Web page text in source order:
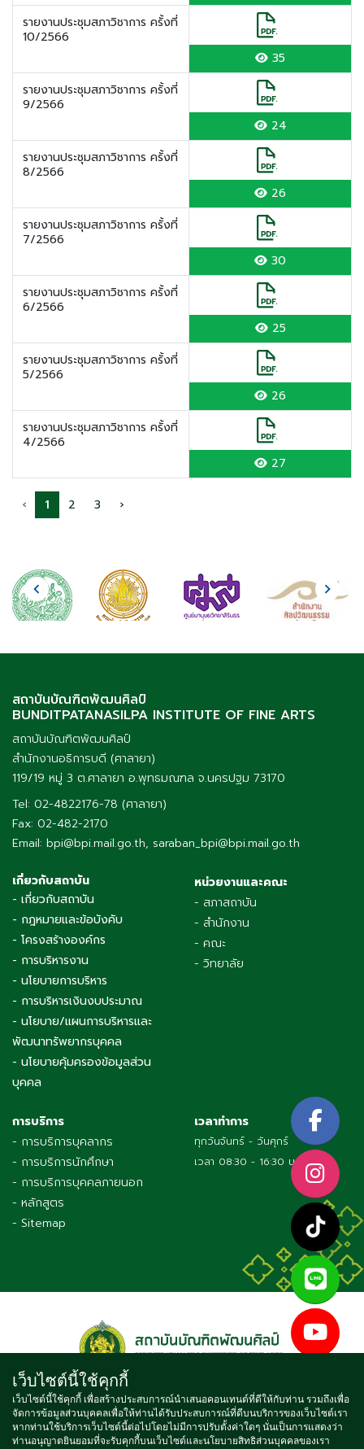
รายงานประชุมสภาวิชาการ ครั้งที่
10/2566
35
รายงานประชุมสภาวิชาการ ครั้งที่
9/2566
24
รายงานประชุมสภาวิชาการ ครั้งที่
8/2566
26
รายงานประชุมสภาวิชาการ ครั้งที่
7/2566
30
รายงานประชุมสภาวิชาการ ครั้งที่
6/2566
25
รายงานประชุมสภาวิชาการ ครั้งที่
5/2566
26
รายงานประชุมสภาวิชาการ ครั้งที่
4/2566
27
‹ 1 2 3 ›
สถาบันบัณฑิตพัฒนศิลป์
BUNDITPATANASILPA INSTITUTE OF FINE ARTS
สถาบันบัณฑิตพัฒนศิลป์
สำนักงานอธิการบดี (ศาลายา)
119/19 หมู่ 3 ต.ศาลายา อ.พุทธมณฑล จ.นครปฐม 73170
Tel: 02-4822176-78 (ศาลายา)
Fax: 02-482-2170
Email: bpi@bpi.mail.go.th, saraban_bpi@bpi.mail.go.th
เกี่ยวกับสถาบัน
- เกี่ยวกับสถาบัน
- กฎหมายและข้อบังคับ
- โครงสร้างองค์กร
- การบริหารงาน
- นโยบายการบริหาร
- การบริหารเงินงบประมาณ
- นโยบาย/แผนการบริหารและ
พัฒนาทรัพยากรบุคคล
- นโยบายคุ้มครองข้อมูลส่วน
บุคคล
หน่วยงานและคณะ
- สภาสถาบัน
- สำนักงาน
- คณะ
- วิทยาลัย
การบริการ
- การบริการบุคลากร
- การบริการนักศึกษา
- การบริการบุคคลภายนอก
- หลักสูตร
- Sitemap
เวลาทำการ
ทุกวันจันทร์ - วันศุกร์
เวลา 08:30 - 16:30 น.
Copyright © 2021 BUNDITPATANASILPA INSTITUTE OF FINE
เว็บไซต์นี้ใช้คุกกี้
เว็บไซต์นี้ใช้คุกกี้ เพื่อสร้างประสบการณ์นำเสนอคอนเทนต์ที่ดีให้กับท่าน รวมถึงเพื่อ
จัดการข้อมูลส่วนบุคคลเพื่อให้ท่านได้รับประสบการณ์ที่ดีบนบริการของเว็บไซต์เรา
หากท่านใช้บริการเว็บไซต์นี้ต่อไปโดยไม่มีการปรับตั้งค่าใดๆ นั่นเป็นการแสดงว่า
ท่านอนุญาตยินยอมที่จะรับคุกกี้บนเว็บไซต์และนโยบายสิทธิส่วนบุคคลของเรา